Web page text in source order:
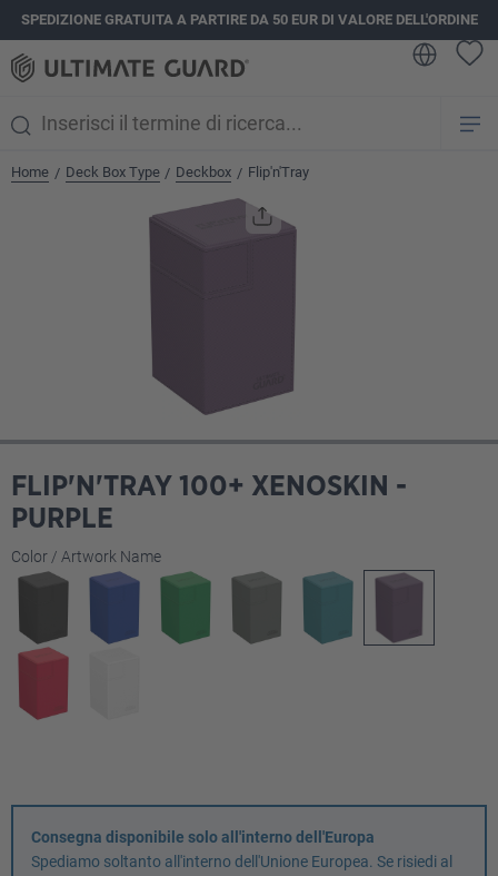
principale
SPEDIZIONE GRATUITA A PARTIRE DA 50 EUR DI VALORE DELL'ORDINE
Home / Deck Box Type / Deckbox / Flip'n'Tray
Salta la galleria di immagini
FLIP'N'TRAY 100+ XENOSKIN -
PURPLE
Seleziona
Color / Artwork Name
Consegna disponibile solo all'interno dell'Europa
Spediamo soltanto all'interno dell'Unione Europea. Se risiedi al